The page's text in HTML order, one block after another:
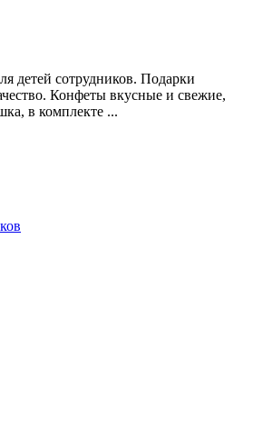
детей сотрудников. Подарки
Конфеты вкусные и свежие,
в комплекте ...